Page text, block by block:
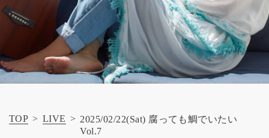
TOP > LIVE > 2025/02/22(Sat) 腐っても鯛でいたい
Vol.7